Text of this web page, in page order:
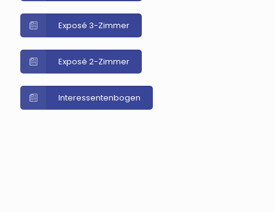
Exposé 3-Zimmer
Exposé 2-Zimmer
Interessentenbogen